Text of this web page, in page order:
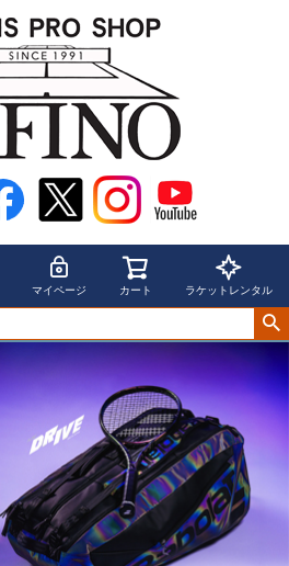
マイページ カート ラケットレンタル